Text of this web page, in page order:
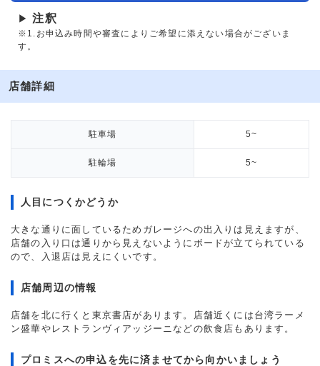
▶ 注釈
※1.お申込み時間や審査によりご希望に添えない場合がございま
す。
店舗詳細
駐車場 5~
駐輪場 5~
人目につくかどうか
大きな通りに面しているためガレージへの出入りは見えますが、
店舗の入り口は通りから見えないようにボードが立てられている
ので、入退店は見えにくいです。
店舗周辺の情報
店舗を北に行くと東京書店があります。店舗近くには台湾ラーメ
ン盛華やレストランヴィアッジーニなどの飲食店もあります。
プロミスへの申込を先に済ませてから向かいましょう